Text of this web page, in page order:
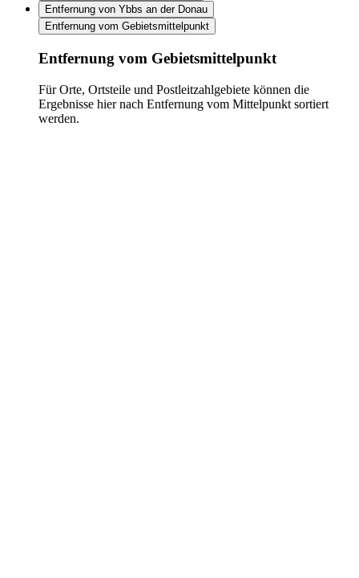
Entfernung von Ybbs an der Donau
Entfernung vom Gebietsmittelpunkt
Entfernung vom Gebietsmittelpunkt
Für Orte, Ortsteile und Postleitzahlgebiete können die
Ergebnisse hier nach Entfernung vom Mittelpunkt sortiert
werden.